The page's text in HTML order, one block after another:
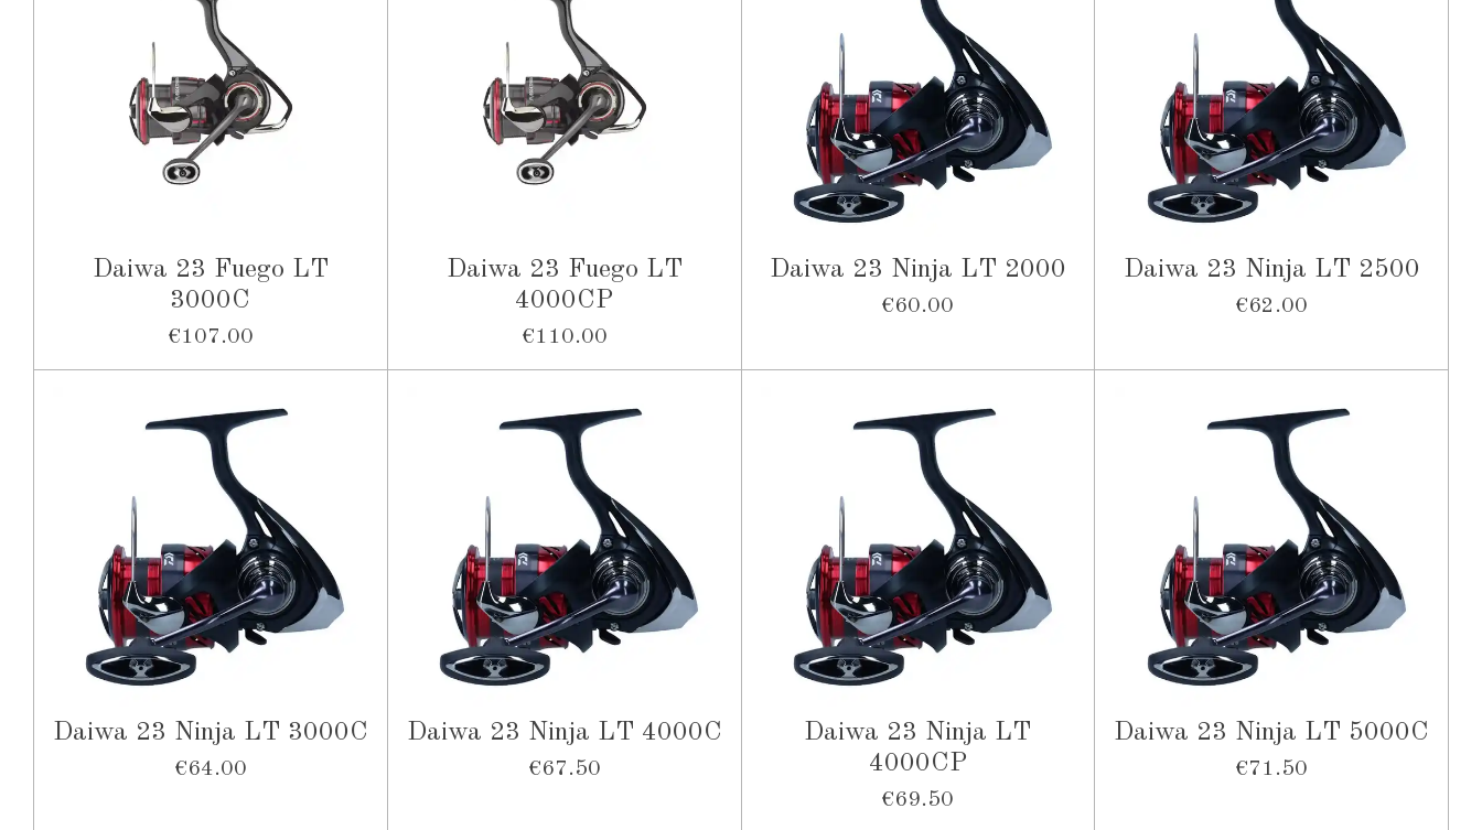
Daiwa 23 Fuego LT
3000С
€107.00
Daiwa 23 Fuego LT
4000СP
€110.00
Daiwa 23 Ninja LT 2000
€60.00
Daiwa 23 Ninja LT 2500
€62.00
Daiwa 23 Ninja LT 3000C
€64.00
Daiwa 23 Ninja LT 4000C
€67.50
Daiwa 23 Ninja LT
4000CP
€69.50
Daiwa 23 Ninja LT 5000C
€71.50